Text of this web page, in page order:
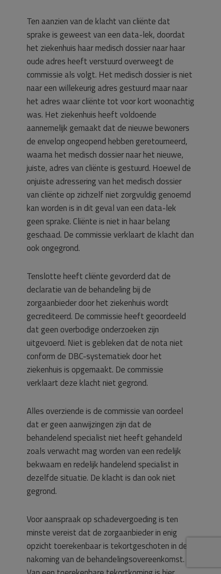
Ten aanzien van de klacht van cliënte dat
sprake is geweest van een data-lek, doordat
het ziekenhuis haar medisch dossier naar haar
oude adres heeft verstuurd overweegt de
commissie als volgt. Het medisch dossier is niet
naar een willekeurig adres gestuurd maar naar
het adres waar cliënte tot voor kort woonachtig
was. Het ziekenhuis heeft voldoende
aannemelijk gemaakt dat de nieuwe bewoners
de envelop ongeopend hebben geretourneerd,
waarna het medisch dossier naar het nieuwe,
juiste, adres van cliënte is gestuurd. Hoewel de
onjuiste adressering van het medisch dossier
van cliënte op zichzelf niet zorgvuldig genoemd
kan worden is in dit geval van een data-lek
geen sprake. Cliënte is niet in haar belang
geschaad. De commissie verklaart de klacht dan
ook ongegrond.
Tenslotte heeft cliënte gevorderd dat de
declaratie van de behandeling bij de
zorgaanbieder door het ziekenhuis wordt
gecrediteerd. De commissie heeft geoordeeld
dat geen overbodige onderzoeken zijn
uitgevoerd. Niet is gebleken dat de nota niet
conform de DBC-systematiek door het
ziekenhuis is opgemaakt. De commissie
verklaart deze klacht niet gegrond.
Alles overziende is de commissie van oordeel
dat er geen aanwijzingen zijn dat de
behandelend specialist niet heeft gehandeld
zoals verwacht mag worden van een redelijk
bekwaam en redelijk handelend specialist in
dezelfde situatie. De klacht is dan ook niet
gegrond.
Voor aanspraak op schadevergoeding is ten
minste vereist dat de zorgaanbieder in enig
opzicht toerekenbaar is tekortgeschoten in de
nakoming van de behandelingsovereenkomst.